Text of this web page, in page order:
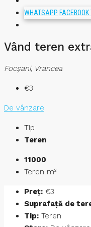
WHATSAPP FACEBOOK
Vând teren
Focşani, Vrancea
€3
De vânzare
Tip
Teren
11000
Teren m²
Preț: €3
Suprafață de
Tip: Teren